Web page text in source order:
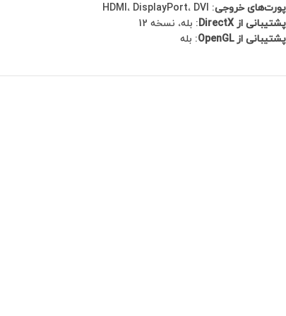
پورت‌های خروجی: HDMI، DisplayPort، DVI
پشتیبانی از DirectX
: بله، نسخه 12
پشتیبانی از OpenGL
: بله